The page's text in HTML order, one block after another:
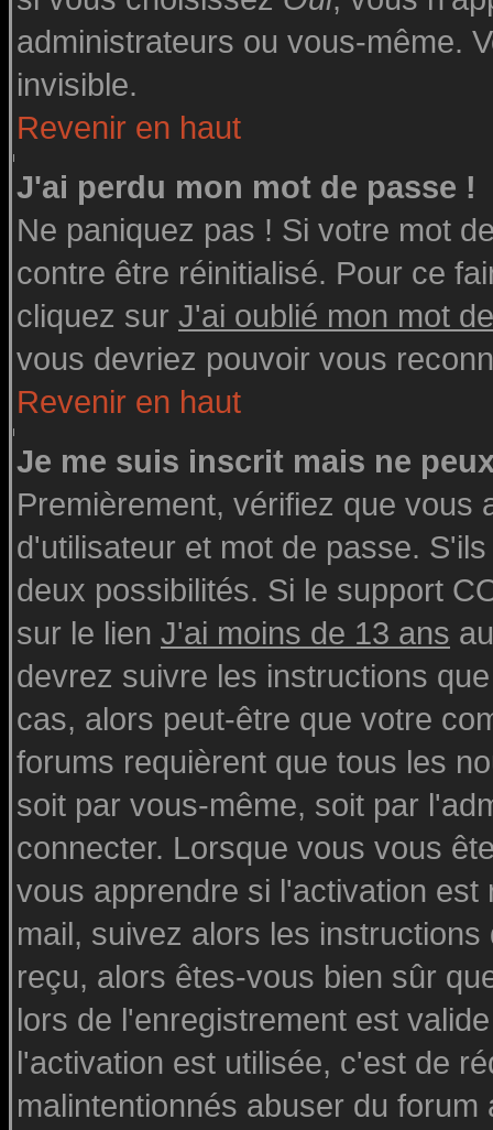
administrateurs ou vous-même.
invisible.
Revenir en haut
J'ai perdu mon mot de passe !
Ne paniquez pas ! Si votre mot
contre être réinitialisé. Pour ce
cliquez sur J'ai oublié mon mot
vous devriez pouvoir vous
Revenir en haut
Je me suis inscrit mais ne
Premièrement, vérifiez que
d'utilisateur et mot de passe.
deux possibilités. Si le support
sur le lien J'ai moins de 13 ans
devrez suivre les instructions
cas, alors peut-être que votre
forums requièrent que tous les
soit par vous-même, soit par
connecter. Lorsque vous vous
vous apprendre si l'activation
mail, suivez alors les
reçu, alors êtes-vous bien sûr
lors de l'enregistrement est
l'activation est utilisée, c'est de
malintentionnés abuser du